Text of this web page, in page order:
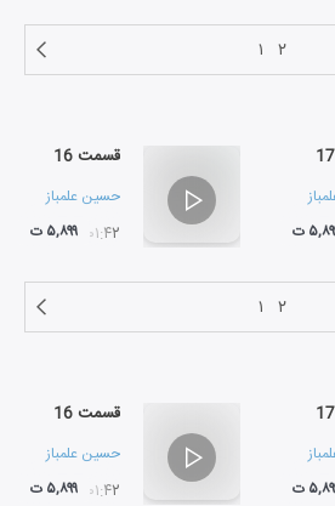
۱ ۲
ت
قسمت 16
حسین علمباز
۰۱:۴۲ ۵,۸۹۹ ت
۱ ۲
ت
قسمت 16
حسین علمباز
۰۱:۴۲ ۵,۸۹۹ ت